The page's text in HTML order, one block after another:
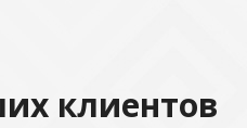
клиентов